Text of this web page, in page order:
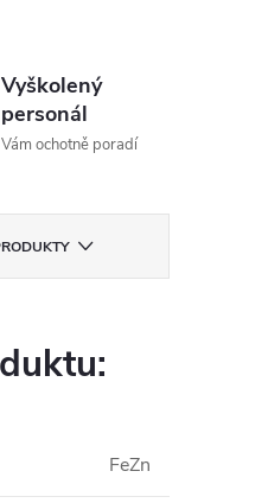
Vyškolený
personál
Vám ochotně poradí
FeZn